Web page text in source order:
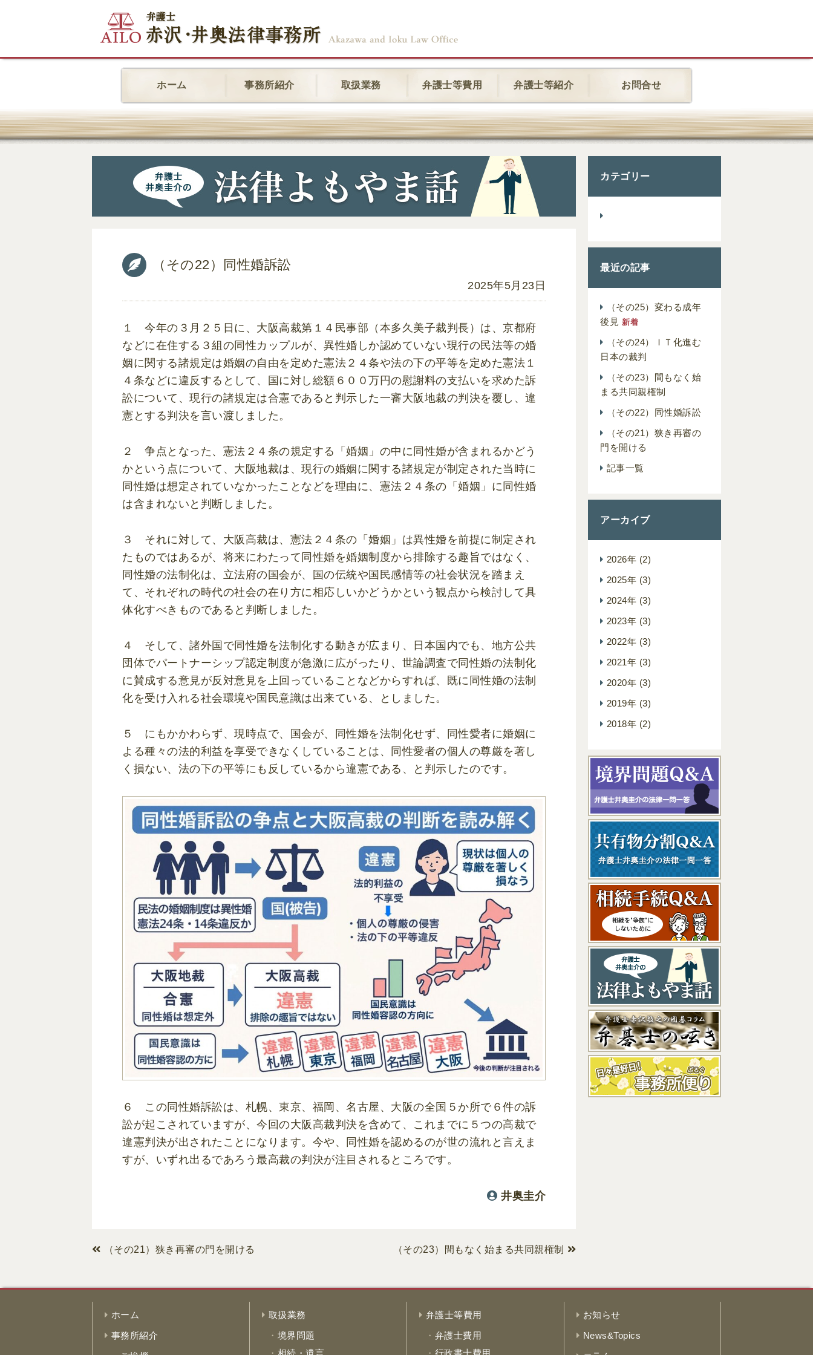
ホーム 事務所紹介 取扱業務 弁護士等費用 弁護士等紹介 お問合せ
（その22）同性婚訴訟
2025年5月23日
１ 今年の３月２５日に、大阪高裁第１４民事部（本多久美子裁判長）は、京都府
などに在住する３組の同性カップルが、異性婚しか認めていない現行の民法等の婚
姻に関する諸規定は婚姻の自由を定めた憲法２４条や法の下の平等を定めた憲法１
４条などに違反するとして、国に対し総額６００万円の慰謝料の支払いを求めた訴
訟について、現行の諸規定は合憲であると判示した一審大阪地裁の判決を覆し、違
憲とする判決を言い渡しました。
２ 争点となった、憲法２４条の規定する「婚姻」の中に同性婚が含まれるかどう
かという点について、大阪地裁は、現行の婚姻に関する諸規定が制定された当時に
同性婚は想定されていなかったことなどを理由に、憲法２４条の「婚姻」に同性婚
は含まれないと判断しました。
３ それに対して、大阪高裁は、憲法２４条の「婚姻」は異性婚を前提に制定され
たものではあるが、将来にわたって同性婚を婚姻制度から排除する趣旨ではなく、
同性婚の法制化は、立法府の国会が、国の伝統や国民感情等の社会状況を踏まえ
て、それぞれの時代の社会の在り方に相応しいかどうかという観点から検討して具
体化すべきものであると判断しました。
４ そして、諸外国で同性婚を法制化する動きが広まり、日本国内でも、地方公共
団体でパートナーシップ認定制度が急激に広がったり、世論調査で同性婚の法制化
に賛成する意見が反対意見を上回っていることなどからすれば、既に同性婚の法制
化を受け入れる社会環境や国民意識は出来ている、としました。
５ にもかかわらず、現時点で、国会が、同性婚を法制化せず、同性愛者に婚姻に
よる種々の法的利益を享受できなくしていることは、同性愛者の個人の尊厳を著し
く損ない、法の下の平等にも反しているから違憲である、と判示したのです。
６ この同性婚訴訟は、札幌、東京、福岡、名古屋、大阪の全国５か所で６件の訴
訟が起こされていますが、今回の大阪高裁判決を含めて、これまでに５つの高裁で
違憲判決が出されたことになります。今や、同性婚を認めるのが世の流れと言えま
すが、いずれ出るであろう最高裁の判決が注目されるところです。
井奥圭介
（その23）間もなく始まる共同親権制
（その21）狭き再審の門を開ける
カテゴリー
最近の記事
（その25）変わる成年
後見 新着
（その24）ＩＴ化進む
日本の裁判
（その23）間もなく始
まる共同親権制
（その22）同性婚訴訟
（その21）狭き再審の
門を開ける
記事一覧
アーカイブ
2026年 (2)
2025年 (3)
2024年 (3)
2023年 (3)
2022年 (3)
2021年 (3)
2020年 (3)
2019年 (3)
2018年 (2)
ホーム
事務所紹介
取扱業務
境界問題
弁護士等費用
弁護士費用
お知らせ
News&Topics